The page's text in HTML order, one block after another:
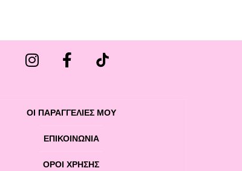
ΟΙ ΠΑΡΑΓΓΕΛΙΕΣ ΜΟΥ
ΕΠΙΚΟΙΝΩΝΊΑ
ΌΡΟΙ ΧΡΉΣΗΣ